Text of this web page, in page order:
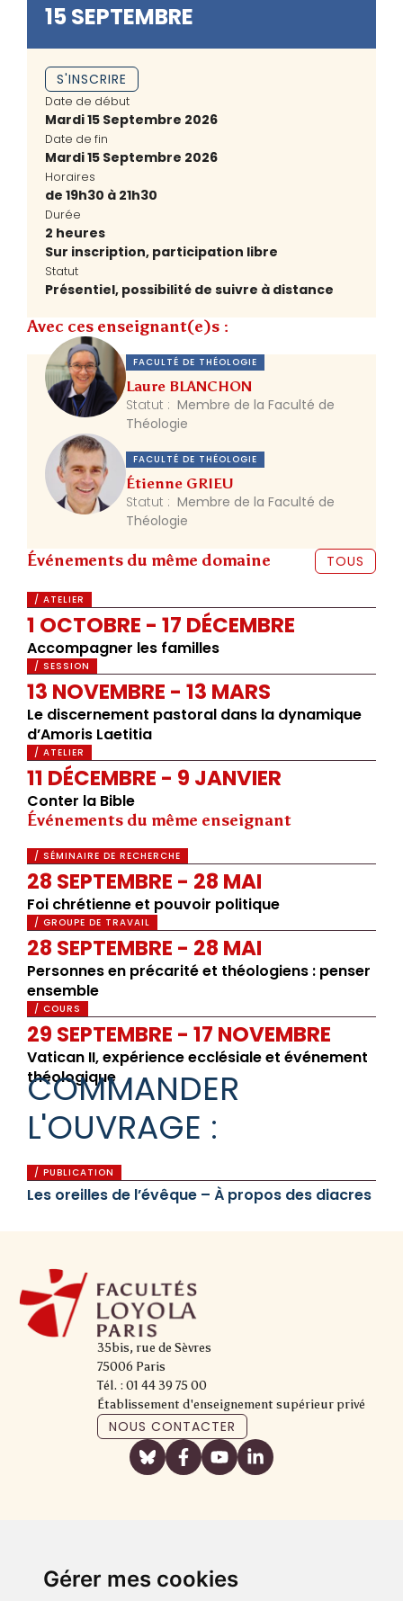
Gérer mes cookies
15 SEPTEMBRE
S'INSCRIRE
Date de début
Mardi 15 Septembre 2026
Date de fin
Mardi 15 Septembre 2026
Horaires
de 19h30 à 21h30
Durée
2 heures
Sur inscription, participation libre
Statut
Présentiel, possibilité de suivre à distance
Avec ces enseignant(e)s :
FACULTÉ DE THÉOLOGIE
Laure BLANCHON
Statut : Membre de la Faculté de
Théologie
FACULTÉ DE THÉOLOGIE
Étienne GRIEU
Statut : Membre de la Faculté de
Théologie
Événements du même domaine TOUS
/ ATELIER
1 OCTOBRE - 17 DÉCEMBRE
Accompagner les familles
/ SESSION
13 NOVEMBRE - 13 MARS
Le discernement pastoral dans la dynamique
d’Amoris Laetitia
/ ATELIER
11 DÉCEMBRE - 9 JANVIER
Conter la Bible
Événements du même enseignant
/ SÉMINAIRE DE RECHERCHE
28 SEPTEMBRE - 28 MAI
Foi chrétienne et pouvoir politique
/ GROUPE DE TRAVAIL
28 SEPTEMBRE - 28 MAI
Personnes en précarité et théologiens : penser
ensemble
/ COURS
29 SEPTEMBRE - 17 NOVEMBRE
Vatican II, expérience ecclésiale et événement
théologique
COMMANDER
L'OUVRAGE :
/ PUBLICATION
Les oreilles de l’évêque – À propos des diacres
35bis, rue de Sèvres
75006 Paris
Tél. : 01 44 39 75 00
Établissement d'enseignement supérieur privé
NOUS CONTACTER